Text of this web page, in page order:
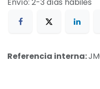
Envío: 2-3 días hábiles
Referencia interna: